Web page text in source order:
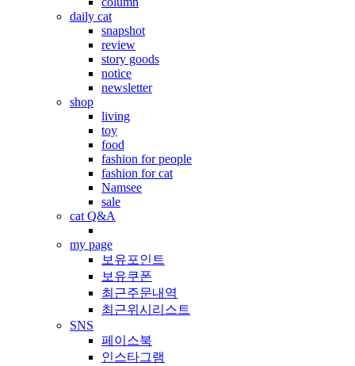
daily cat
snapshot
review
story goods
notice
newsletter
shop
living
toy
food
fashion for people
fashion for cat
Namsee
sale
cat Q&A
my page
보유포인트
보유쿠폰
최근주문내역
최근위시리스트
SNS
페이스북
인스타그램